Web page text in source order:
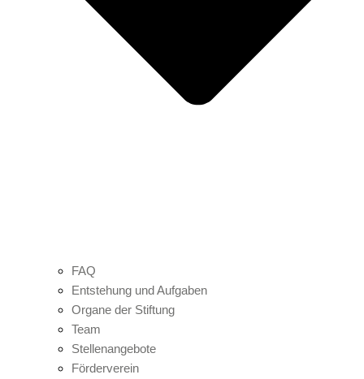
FAQ
Entstehung und Aufgaben
Organe der Stiftung
Team
Stellenangebote
Förderverein